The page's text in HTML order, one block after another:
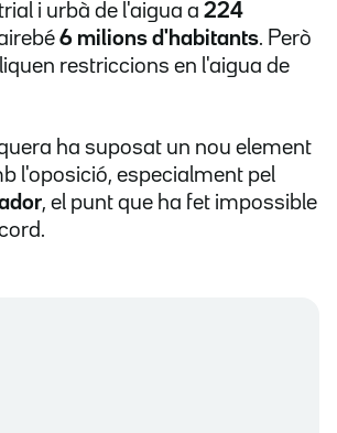
i urbà de l'aigua a 224
6 milions d'habitants. Però
restriccions en l'aigua de
ha suposat un nou element
l'oposició, especialment pel
, el punt que ha fet impossible